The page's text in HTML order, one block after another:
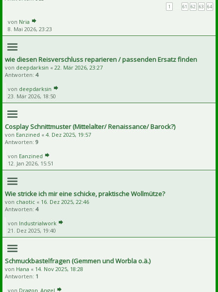
1 61 62 63 64
von Nria
8. Mai 2026, 23:23
wie diesen Reisverschluss reparieren / passenden Ersatz finden
von deepdarksin « 22. Mär 2026, 23:27
Antworten: 4
von deepdarksin
23. Mär 2026, 18:50
Cosplay Schnittmuster (Mittelalter/ Renaissance/ Barock?)
von Eanzined « 4. Dez 2025, 19:57
Antworten: 9
von Eanzined
12. Jan 2026, 15:51
Wie stricke ich mir eine schicke, praktische Wollmütze?
von chaotic « 16. Dez 2025, 22:46
Antworten: 4
von Industrialwork
21. Dez 2025, 19:40
Schmuckbastelfragen (Gemmen und Worbla o.ä.)
von Hana « 14. Nov 2025, 18:28
Antworten: 1
von Dragon_Angel